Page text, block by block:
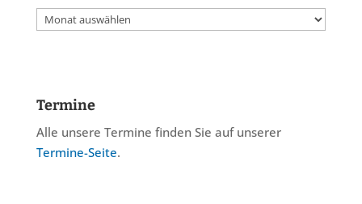
Archiv
Termine
Alle unsere Termine finden Sie auf unserer
Termine-Seite.